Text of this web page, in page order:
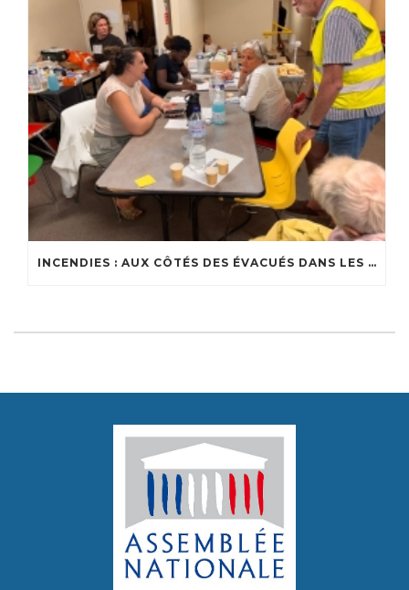
INCENDIES : AUX CÔTÉS DES ÉVACUÉS DANS LES CENTRES D’ACCUEIL DU BASSIN